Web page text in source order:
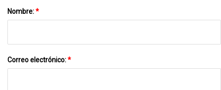
Nombre:*
Correo electrónico:*